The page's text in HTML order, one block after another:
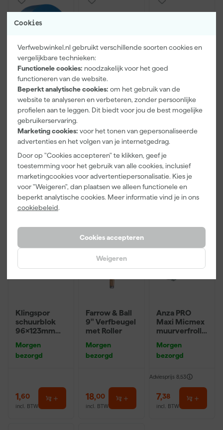
Cookies
Verfwebwinkel.nl gebruikt verschillende soorten cookies en
vergelijkbare technieken:
Functionele cookies: noodzakelijk voor het goed
functioneren van de website.
Beperkt analytische cookies: om het gebruik van de
website te analyseren en verbeteren, zonder persoonlijke
profielen aan te leggen. Dit biedt voor jou de best mogelijke
gebruikerservaring.
Marketing cookies: voor het tonen van gepersonaliseerde
advertenties en het volgen van je internetgedrag.
Door op "Cookies accepteren" te klikken, geef je
toestemming voor het gebruik van alle cookies, inclusief
marketingcookies voor advertentiepersonalisatie. Kies je
voor "Weigeren", dan plaatsen we alleen functionele en
beperkt analytische cookies. Meer informatie vind je in ons
cookiebeleid.
Cookies accepteren
Weigeren
Kip Tape
3307-24
Smooth-Tec
Afplaktape
Buitengebruik
- 24mm x
Morgen
bezorgd
5,28
incl. BTW
Farrow & Ball
F&B
Kleurenwaaie
Morgen
bezorgd
22,00
incl. BTW
Go!Paint Roll
And Go
Verfbak -
0,5L + 5
Inzetbakken
Morgen
bezorgd
3,99
incl. BTW
Onze Top 10
Klingspor
schuurblok
96x123mm
Morgen
bezorgd
1,60
incl. BTW
Farrow & Ball
9" Verfbeugel
met Roller
Morgen
bezorgd
18,00
incl. BTW
Anza PRO
Maxi Micmex
muurverfrolle
Morgen
bezorgd
Adviesprijs 8,53
7,38
incl. BTW